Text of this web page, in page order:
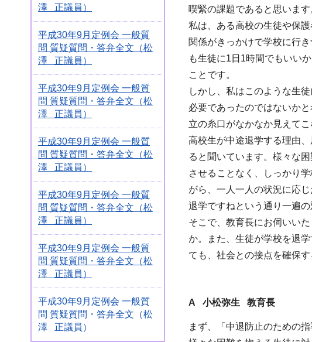
澤 正議員）
平成30年9月定例会 一般質
問 質疑質問・答弁全文（松
澤 正議員）
平成30年9月定例会 一般質
問 質疑質問・答弁全文（松
澤 正議員）
平成30年9月定例会 一般質
問 質疑質問・答弁全文（松
澤 正議員）
平成30年9月定例会 一般質
問 質疑質問・答弁全文（松
澤 正議員）
平成30年9月定例会 一般質
問 質疑質問・答弁全文（松
澤 正議員）
平成30年9月定例会 一般質
問 質疑質問・答弁全文（松
澤 正議員）
喫緊の課題であると思います
私は、ある高校の生徒や保
関係がきっかけで学校に行
も生徒に1日1時間でもいい
ことです。
しかし、私はこのような生
必要であったのではないか
立の糸口がなかなか見えて
高校生が中途退学する理由
ると聞いています。様々な
させることなく、しっかり
がら、一人一人の状況に応
退学ですねという通り一遍
そこで、教育長にお伺いい
か。また、生徒が学校を退
ても、社会との接点を確保
A 小松弥生 教育長
まず、「中退防止のための